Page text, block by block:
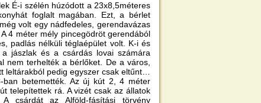
É-i szélén húzódott a 23x8,5méteres
foglalt magában. Ezt, a bérlet
volt egy nádfedeles, gerendavázas
4 méter mély pincegödröt gerendából
padlás nélküli téglaépület volt. K-i és
jászlak és a csárdás lovai számára
nem terhelték a bérlőket. De a város,
leltárakból pedig egyszer csak eltűnt…
ban betemették. Az új kút 2, 4 méter
telepítettek rá. A vizét csak az állatok
csárdát az Alföld-fásítási törvény